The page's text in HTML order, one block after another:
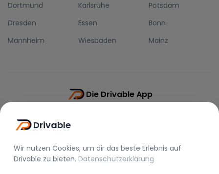
Dortmund
Karlsruhe
Potsdam
Dresden
Essen
Bonn
Mannheim
Wiesbaden Mainz
Die Drivable App
Drivable
Wir nutzen Cookies, um dir das beste Erlebnis auf
Drivable zu bieten. Datenschutzerklärung